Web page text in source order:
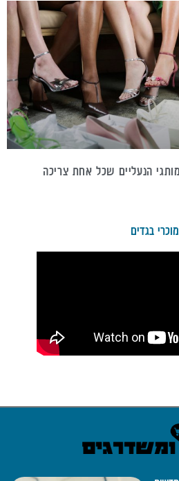
הנעליים שכל אחת צריכה
מוכרי בגדים